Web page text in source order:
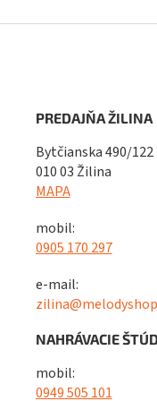
PREDAJŇA ŽILINA
Bytčianska 490/122
010 03 Žilina
MAPA
mobil:
0905 170 297
e-mail:
NAHRÁVACIE
mobil:
0949 505 101